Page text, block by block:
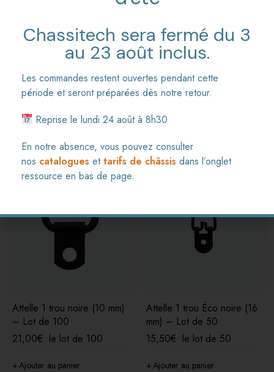
23,5 × 16 mm
Produits similaires
Attelle 1 trou noire (10 mm)
– Lot de 100
21,00€ le lot de 100
Ajouter au panier
Attelle 1 trou Éco noire (16
mm) – Lot de 50
15,50€ le lot de 50
Ajouter au panier
Chassitech sera fermé du 3
au 23 août inclus.
Les commandes restent ouvertes pendant cette
période et seront préparées dès notre retour.
Reprise le lundi 24 août à 8h30
En notre absence, vous pouvez consulter
nos catalogues ettarifs de châssis dans l’onglet
ressource en bas de page.